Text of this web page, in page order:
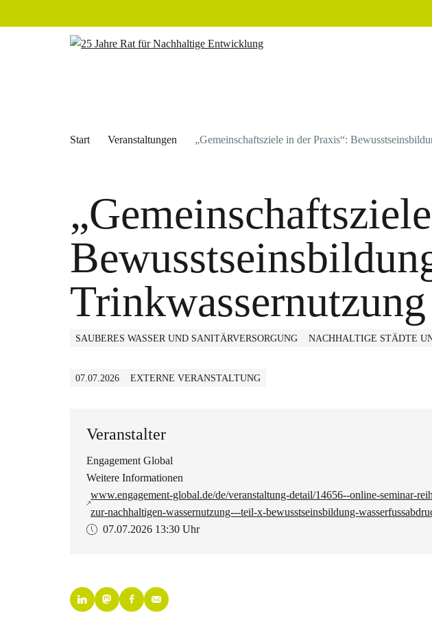
Start Veranstaltungen „Gemeinschaftsziele in der Praxis“:
Trinkwassernutzung
SAUBERES WASSER UND SANITÄRVERSORGUNG NACHHALTIGE STÄDTE
07.07.2026 EXTERNE VERANSTALTUNG
Veranstalter
Engagement Global
Weitere Informationen
www.engagement-global.de/de/veranstaltung-detail/14656--online-seminar-
zur-nachhaltigen-wassernutzung---teil-x-bewusstseinsbildung-
07.07.2026 13:30 Uhr